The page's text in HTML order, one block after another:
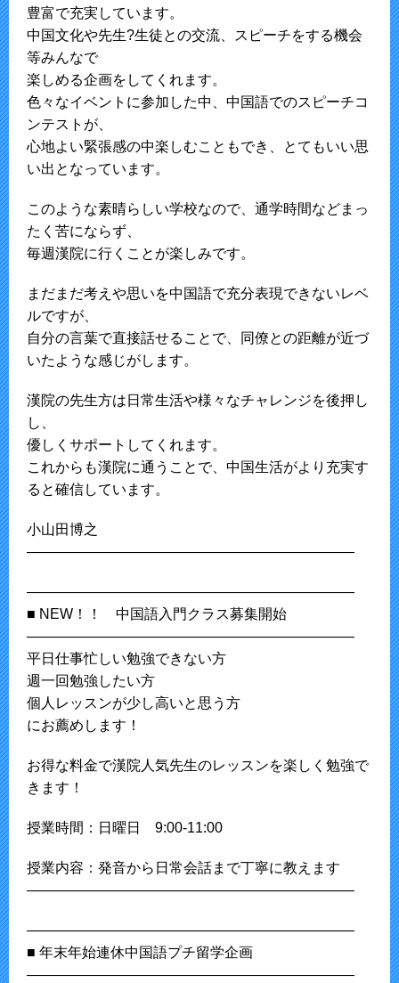
豊富で充実しています。
中国文化や先生?生徒との交流、スピーチをする機会
等みんなで
楽しめる企画をしてくれます。
色々なイベントに参加した中、中国語でのスピーチコ
ンテストが、
心地よい緊張感の中楽しむこともでき、とてもいい思
い出となっています。
このような素晴らしい学校なので、通学時間などまっ
たく苦にならず、
毎週漢院に行くことが楽しみです。
まだまだ考えや思いを中国語で充分表現できないレベ
ルですが、
自分の言葉で直接話せることで、同僚との距離が近づ
いたような感じがします。
漢院の先生方は日常生活や様々なチャレンジを後押し
し、
優しくサポートしてくれます。
これからも漢院に通うことで、中国生活がより充実す
ると確信しています。
小山田博之
———————————————————————
———————————————————————
■ NEW！！ 中国語入門クラス募集開始
———————————————————————
平日仕事忙しい勉強できない方
週一回勉強したい方
個人レッスンが少し高いと思う方
にお薦めします！
お得な料金で漢院人気先生のレッスンを楽しく勉強で
きます！
授業時間：日曜日 9:00-11:00
授業内容：発音から日常会話まで丁寧に教えます
———————————————————————
———————————————————————
■ 年末年始連休中国語プチ留学企画
———————————————————————